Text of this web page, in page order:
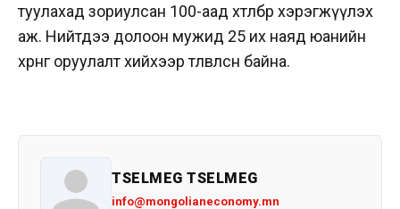
туулахад зориулсан 100-аад хөтөлбөр хэрэгжүүлэх
аж. Нийтдээ долоон мужид 25 их наяд юанийн
хөрөнгө оруулалт хийхээр төлөвлөсөн байна.
TSELMEG TSELMEG
info@mongolianeconomy.mn